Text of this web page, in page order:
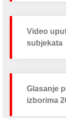
Video
subjekata
Glasanje
izborima